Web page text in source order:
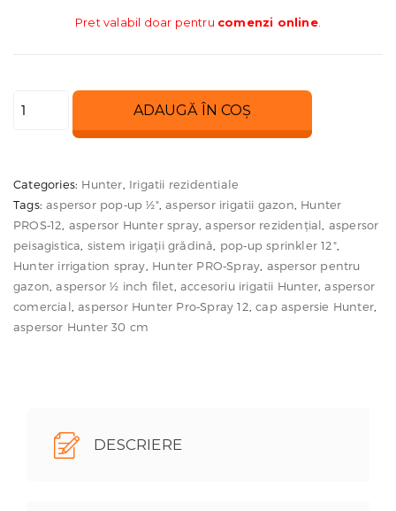
Pret valabil doar pentru comenzi online.
Cantitate
Pro‑S
12″
30 cm
ADAUGĂ ÎN COȘ
Categories: Hunter Irigatii rezidentiale
Tags:aspersor pop‑up ½",aspersor irigatii gazon Hunter
PROS‑12 aspersor Hunter spray ,aspersor rezidențial aspersor
peisagistica sistem irigații grădină pop‑up sprinkler 12",
Hunter irrigation spray Hunter PRO‑Spray aspersor pentru
gazon ,aspersor ½ inch filet ,accesoriu irigatii Hunter ,aspersor
comercial ,aspersor Hunter Pro‑Spray 12 ,cap aspersie Hunter
aspersor Hunter 30 cm
DESCRIERE